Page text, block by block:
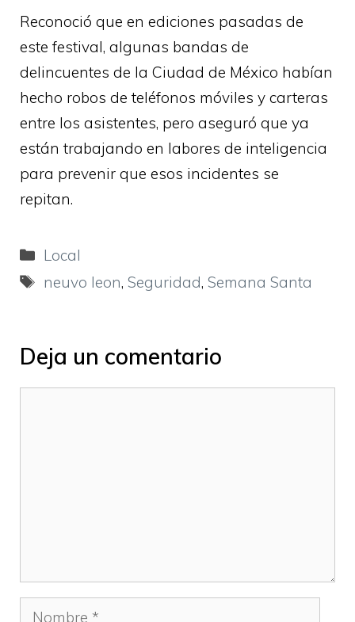
Reconoció que en ediciones pasadas de
este festival, algunas bandas de
delincuentes de la Ciudad de México habían
hecho robos de teléfonos móviles y carteras
entre los asistentes, pero aseguró que ya
están trabajando en labores de inteligencia
para prevenir que esos incidentes se
repitan.
Categorías
Local
Etiquetas
neuvo leon,Seguridad,Semana Santa
Deja un comentario
Nombre